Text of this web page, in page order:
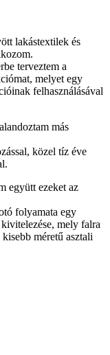
lakástextilek és
terveztem a
melyet egy
felhasználásával
más
közel tíz éve
együtt ezeket az
folyamata egy
mely falra
méretű asztali